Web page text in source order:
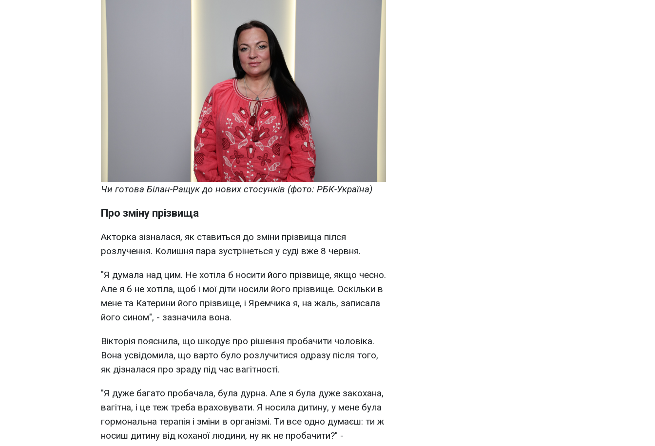
Чи готова Білан-Ращук до нових стосунків (фото: РБК-Україна)
Про зміну прізвища
Акторка зізналася, як ставиться до зміни прізвища пілся
розлучення. Колишня пара зустрінеться у суді вже 8 червня.
"Я думала над цим. Не хотіла б носити його прізвище, якщо чесно.
Але я б не хотіла, щоб і мої діти носили його прізвище. Оскільки в
мене та Катерини його прізвище, і Яремчика я, на жаль, записала
його сином", - зазначила вона.
Вікторія пояснила, що шкодує про рішення пробачити чоловіка.
Вона усвідомила, що варто було розлучитися одразу після того,
як дізналася про зраду під час вагітності.
"Я дуже багато пробачала, була дурна. Але я була дуже закохана,
вагітна, і це теж треба враховувати. Я носила дитину, у мене була
гормональна терапія і зміни в організмі. Ти все одно думаєш: ти ж
носиш дитину від коханої людини, ну як не пробачити?" -